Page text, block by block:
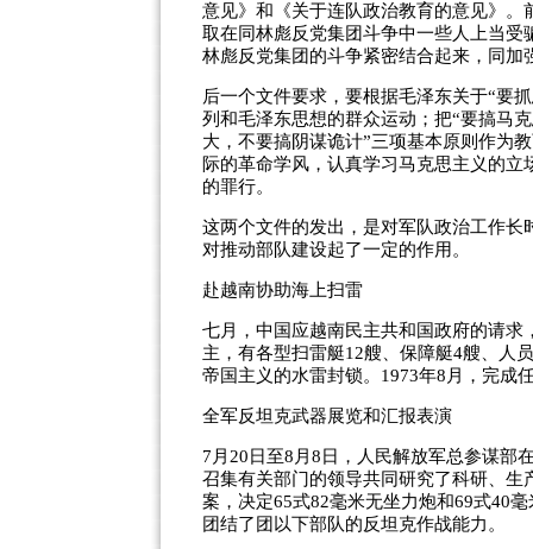
意见》和《关于连队政治教育的意见》
取在同林彪反党集团斗争中一些人上当
林彪反党集团的斗争紧密结合起来，同
后一个文件要求，要根据毛泽东关于“要
列和毛泽东思想的群众运动；把“要搞马
大，不要搞阴谋诡计”三项基本原则作为
际的革命学风，认真学习马克思主义的
的罪行。
这两个文件的发出，是对军队政治工作长
对推动部队建设起了一定的作用。
赴越南协助海上扫雷
七月，中国应越南民主共和国政府的请
主，有各型扫雷艇12艘、保障艇4艘、人
帝国主义的水雷封锁。1973年8月，完成
全军反坦克武器展览和汇报表演
7月20日至8月8日，人民解放军总参谋部
召集有关部门的领导共同研究了科研、
案，决定65式82毫米无坐力炮和69式40
团结了团以下部队的反坦克作战能力。